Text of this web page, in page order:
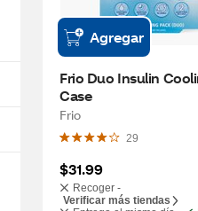
Agregar
Frio Duo Insulin
Case
Frio
29
$31.99
Recoger -
Verificar más tiendas